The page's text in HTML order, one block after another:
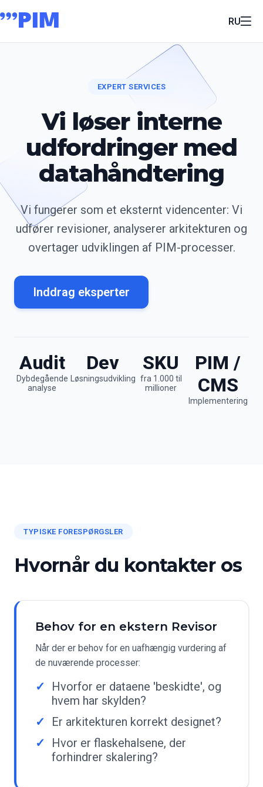
RU
EXPERT SERVICES
Vi løser interne
udfordringer med
datahåndtering
Vi fungerer som et eksternt videncenter: Vi
udfører revisioner, analyserer arkitekturen og
overtager udviklingen af PIM-processer.
Inddrag eksperter
Audit
Dybdegående
analyse
Dev
Løsningsudvikling
SKU
fra 1.000 til
millioner
PIM /
CMS
Implementering
TYPISKE FORESPØRGSLER
Hvornår du kontakter os
Behov for en ekstern Revisor
Når der er behov for en uafhængig vurdering af
de nuværende processer:
Hvorfor er dataene 'beskidte', og
hvem har skylden?
Er arkitekturen korrekt designet?
Hvor er flaskehalsene, der
forhindrer skalering?